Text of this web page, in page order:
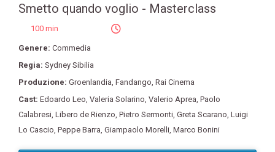
Smetto quando voglio - Masterclass
100 min
Genere: Commedia
Regia: Sydney Sibilia
Produzione: Groenlandia Fandango Rai Cinema
Cast: Edoardo Leo Valeria Solarino Valerio Aprea Paolo
Calabresi Libero de Rienzo Pietro Sermonti Greta Scarano Luigi
Lo Cascio Peppe Barra Giampaolo Morelli Marco Bonini